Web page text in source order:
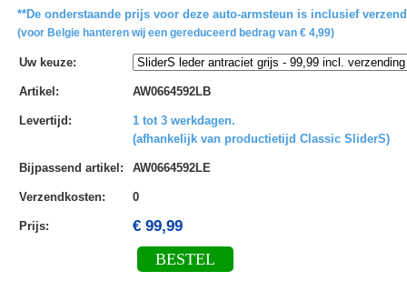
**De onderstaande prijs voor deze auto-armsteun is inclusief
(voor Belgie hanteren wij een gereduceerd bedrag van € 4,99)
Uw keuze:
Artikel: AW0664592LB
Levertijd:
1 tot 3 werkdagen.
(afhankelijk van productietijd Classic SliderS)
Bijpassend artikel: AW0664592LE
Verzendkosten: 0
Prijs: € 99,99
BESTEL